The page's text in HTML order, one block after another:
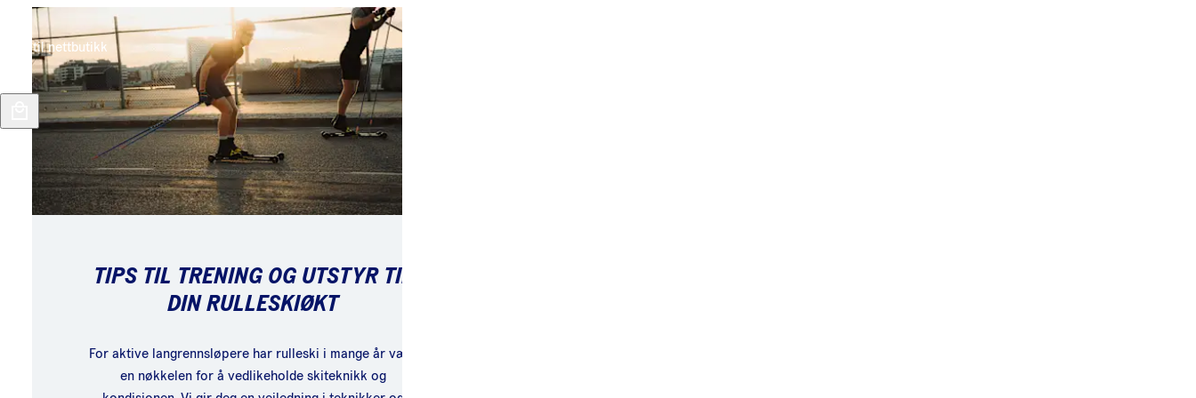
Gå til nettbutikk
TIPS TIL TRENING OG UTSTYR TIL
DIN RULLESKIØKT
For aktive langrennsløpere har rulleski i mange år vært
en nøkkelen for å vedlikeholde skiteknikk og